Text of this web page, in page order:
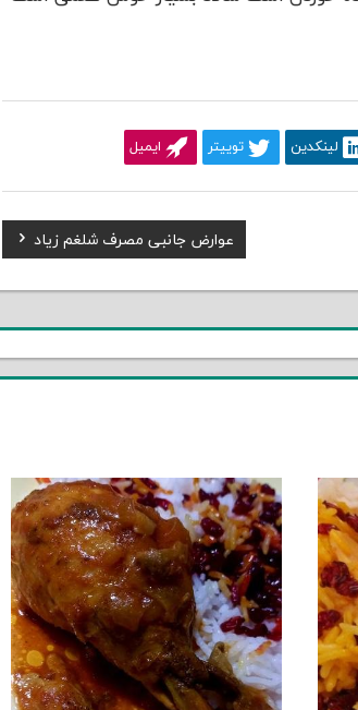
لینکدین توییتر ایمیل
Next
Post:
عوارض جانبی مصرف شلغم زیاد